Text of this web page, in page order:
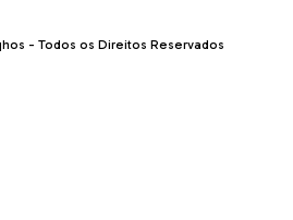
- Todos os Direitos Reservados